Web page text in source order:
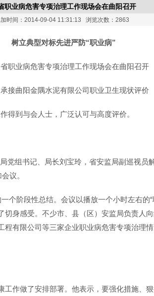
职业病危害专项治理工作现场会在曲阳召开
时间：2014-09-04 11:31:13 浏览次数：2863
树立典型对标先进严防“职业病”
职业病危害专项治理工作现场会在曲阳召开
接曲阳金隅水泥有限公司职业卫生现状评价
得到与会人士，广泛认可与高度评价。
党组书记、局长刘宝玲，省安监局副巡视
议。
个阶段性总结。会议以播放一个小时左右
身感受。不少市、县（区）安监局负责人
有限公司等三家企业职业病危害专项治理
作做了安排部署。他表示，要强化措施、